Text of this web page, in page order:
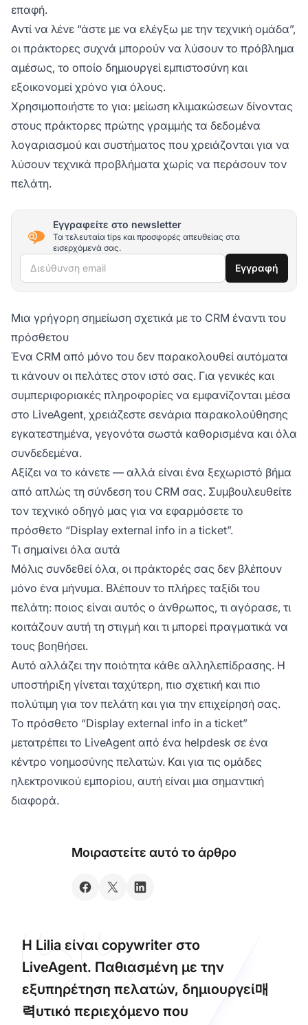
επαφή.
Αντί να λένε “άστε με να ελέγξω με την τεχνική ομάδα”,
οι πράκτορες συχνά μπορούν να λύσουν το πρόβλημα
αμέσως, το οποίο δημιουργεί εμπιστοσύνη και
εξοικονομεί χρόνο για όλους.
Χρησιμοποιήστε το για: μείωση κλιμακώσεων δίνοντας
στους πράκτορες πρώτης γραμμής τα δεδομένα
λογαριασμού και συστήματος που χρειάζονται για να
λύσουν τεχνικά προβλήματα χωρίς να περάσουν τον
πελάτη.
Εγγραφείτε στο newsletter
Τα τελευταία tips και προσφορές απευθείας στα
εισερχόμενά σας.
Διεύθυνση email Εγγραφή
Μια γρήγορη σημείωση σχετικά με το CRM έναντι του
πρόσθετου
Ένα CRM από μόνο του δεν παρακολουθεί αυτόματα
τι κάνουν οι πελάτες στον ιστό σας. Για γενικές και
συμπεριφοριακές πληροφορίες να εμφανίζονται μέσα
στο LiveAgent, χρειάζεστε σενάρια παρακολούθησης
εγκατεστημένα, γεγονότα σωστά καθορισμένα και όλα
συνδεδεμένα.
Αξίζει να το κάνετε — αλλά είναι ένα ξεχωριστό βήμα
από απλώς τη σύνδεση του CRM σας. Συμβουλευθείτε
τον τεχνικό οδηγό μας για να εφαρμόσετε το
πρόσθετο “Display external info in a ticket”.
Τι σημαίνει όλα αυτά
Μόλις συνδεθεί όλα, οι πράκτορές σας δεν βλέπουν
μόνο ένα μήνυμα. Βλέπουν το πλήρες ταξίδι του
πελάτη: ποιος είναι αυτός ο άνθρωπος, τι αγόρασε, τι
κοιτάζουν αυτή τη στιγμή και τι μπορεί πραγματικά να
τους βοηθήσει.
Αυτό αλλάζει την ποιότητα κάθε αλληλεπίδρασης. Η
υποστήριξη γίνεται ταχύτερη, πιο σχετική και πιο
πολύτιμη για τον πελάτη και για την επιχείρησή σας.
Το πρόσθετο “Display external info in a ticket”
μετατρέπει το LiveAgent από ένα helpdesk σε ένα
κέντρο νοημοσύνης πελατών. Και για τις ομάδες
ηλεκτρονικού εμπορίου, αυτή είναι μια σημαντική
διαφορά.
Μοιραστείτε αυτό το άρθρο
Η Lilia είναι copywriter στο
LiveAgent. Παθιασμένη με την
εξυπηρέτηση πελατών, δημιουργεί매
력υτικό περιεχόμενο που